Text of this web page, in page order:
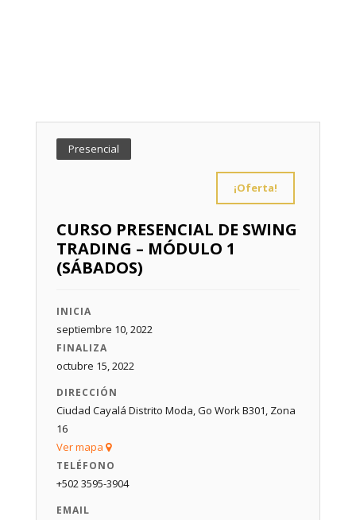
Presencial
¡Oferta!
CURSO PRESENCIAL DE SWING
TRADING – MÓDULO 1
(SÁBADOS)
INICIA
septiembre 10, 2022
FINALIZA
octubre 15, 2022
DIRECCIÓN
Ciudad Cayalá Distrito Moda, Go Work B301, Zona
16
Ver mapa
TELÉFONO
+502 3595-3904
EMAIL